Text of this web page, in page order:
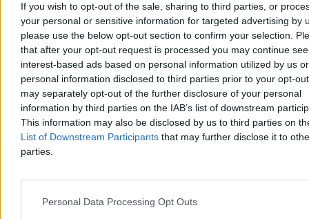
If you wish to opt-out of the sale, sharing to third parties, or
your personal or sensitive information for targeted advertising by
please use the below opt-out section to confirm your selection.
that after your opt-out request is processed you may continue
interest-based ads based on personal information utilized by us or
personal information disclosed to third parties prior to your opt-
may separately opt-out of the further disclosure of your personal
information by third parties on the IAB’s list of downstream
This information may also be disclosed by us to third parties on
List of Downstream Participants that may further disclose it to
parties.
Personal Data Processing Opt Outs
Wojciech J. Kittel
05.08.2026
9 min
Reklama